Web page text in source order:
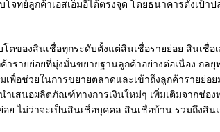
ทย์ลูกค้าเอสเอ็มอีได้ตรงจุด โดยธนาคารตั้งเป้าป
ตของสินเชื่อทุกระดับตั้งแต่สินเชื่อรายย่อย สินเชื่อเ
ารายย่อยที่มุ่งมั่นขยายฐานลูกค้าอย่างต่อเนื่อง กล
พื่อช่วยในการขยายตลาดและเข้าถึงลูกค้ารายย่อ
เสนอผลิตภัณฑ์ทางการเงินใหม่ๆ เพิ่มเติมจากช่อง
ไม่ว่าจะเป็นสินเชื่อบุคคล สินเชื่อบ้าน รวมถึงสินเ